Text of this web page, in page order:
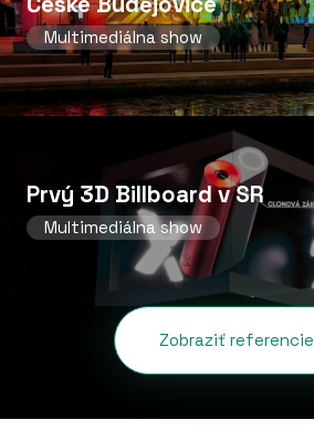
Multimediálna show
Prvý 3D Billboard v SR
Multimediálna show
Zobraziť referencie